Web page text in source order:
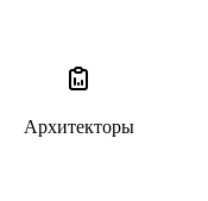
Архитекторы